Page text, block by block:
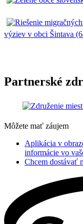
výziev v obci Šintava
Partnerské
Môžete mať záujem
Aplikácia v
informácie vo
Chcem dostávať